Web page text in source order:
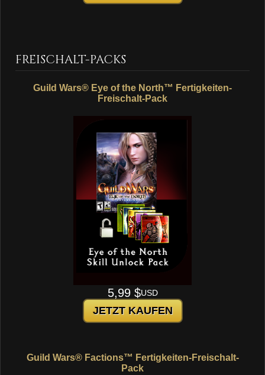
FREISCHALT-PACKS
Guild Wars® Eye of the North™ Fertigkeiten-
Freischalt-Pack
5,99 $USD
JETZT KAUFEN
Guild Wars® Factions™ Fertigkeiten-Freischalt-
Pack